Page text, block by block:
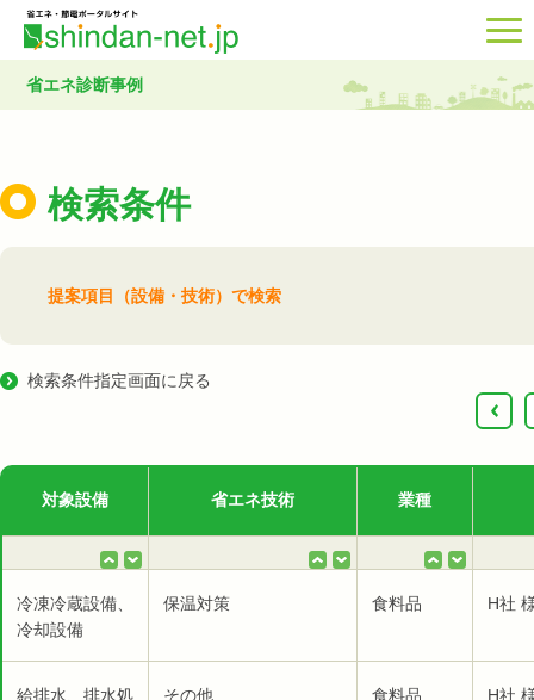
省エネ診断事例
検索条件
提案項目（設備・技術）で検索
検索条件指定画面に戻る
‹
対象設備 省エネ技術 業種
冷凍冷蔵設備、
冷却設備
保温対策 食料品 H社
給排水、排水処
その他 食料品 H社